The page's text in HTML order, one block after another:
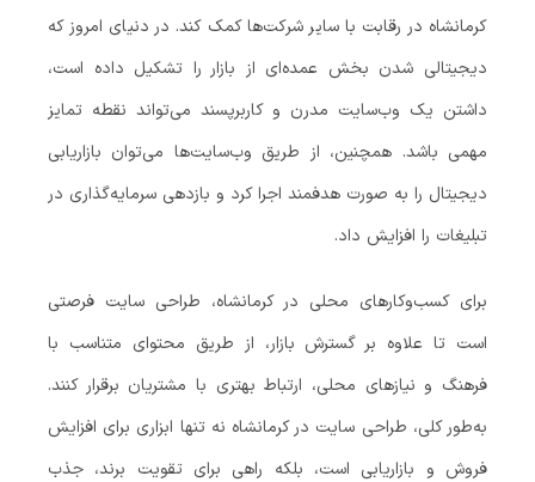
کرمانشاه در رقابت با سایر شرکت‌ها کمک کند. در دنیای امروز که
دیجیتالی شدن بخش عمده‌ای از بازار را تشکیل داده است،
داشتن یک وب‌سایت مدرن و کاربرپسند می‌تواند نقطه تمایز
مهمی باشد. همچنین، از طریق وب‌سایت‌ها می‌توان بازاریابی
دیجیتال را به صورت هدفمند اجرا کرد و بازدهی سرمایه‌گذاری در
تبلیغات را افزایش داد.
برای کسب‌وکارهای محلی در کرمانشاه، طراحی سایت فرصتی
است تا علاوه بر گسترش بازار، از طریق محتوای متناسب با
فرهنگ و نیازهای محلی، ارتباط بهتری با مشتریان برقرار کنند.
به‌طور کلی، طراحی سایت در کرمانشاه نه تنها ابزاری برای افزایش
فروش و بازاریابی است، بلکه راهی برای تقویت برند، جذب